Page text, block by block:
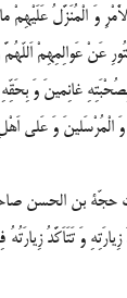
وَ الْمُنَزَّلُ
عَنْ عَوالِمِهِمْ اَللّهُمَّ
بِصُحْبَتِهِ غانِمينَ وَ
وَ عَلى
حجّة بن الحسن
وَ تَتَاَكَّدُ